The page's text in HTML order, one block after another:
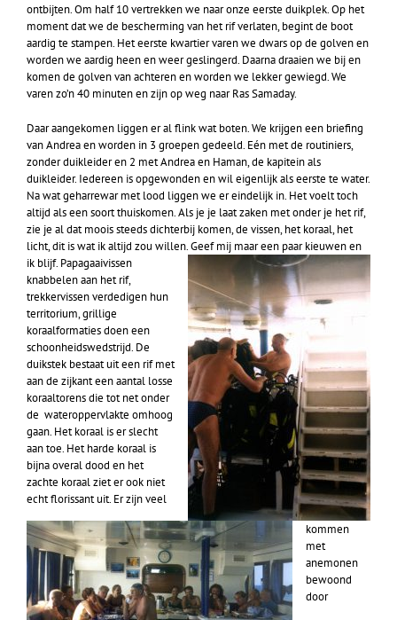
ontbijten. Om half 10 vertrekken we naar onze eerste duikplek. Op het
moment dat we de bescherming van het rif verlaten, begint de boot
aardig te stampen. Het eerste kwartier varen we dwars op de golven en
worden we aardig heen en weer geslingerd. Daarna draaien we bij en
komen de golven van achteren en worden we lekker gewiegd. We
varen zo’n 40 minuten en zijn op weg naar Ras Samaday.
Daar aangekomen liggen er al flink wat boten. We krijgen een briefing
van Andrea en worden in 3 groepen gedeeld. Eén met de routiniers,
zonder duikleider en 2 met Andrea en Haman, de kapitein als
duikleider. Iedereen is opgewonden en wil eigenlijk als eerste te water.
Na wat geharrewar met lood liggen we er eindelijk in. Het voelt toch
altijd als een soort thuiskomen. Als je je laat zaken met onder je het rif,
zie je al dat moois steeds dichterbij komen, de vissen, het koraal, het
licht, dit is wat ik altijd zou willen. Geef mij maar een paar kieuwen en
ik blijf. Papagaaivissen
knabbelen aan het rif,
trekkervissen verdedigen hun
territorium, grillige
koraalformaties doen een
schoonheidswedstrijd. De
duikstek bestaat uit een rif met
aan de zijkant een aantal losse
koraaltorens die tot net onder
de wateroppervlakte omhoog
gaan. Het koraal is er slecht
aan toe. Het harde koraal is
bijna overal dood en het
zachte koraal ziet er ook niet
echt florissant uit. Er zijn veel
kommen
met
anemonen
bewoond
door